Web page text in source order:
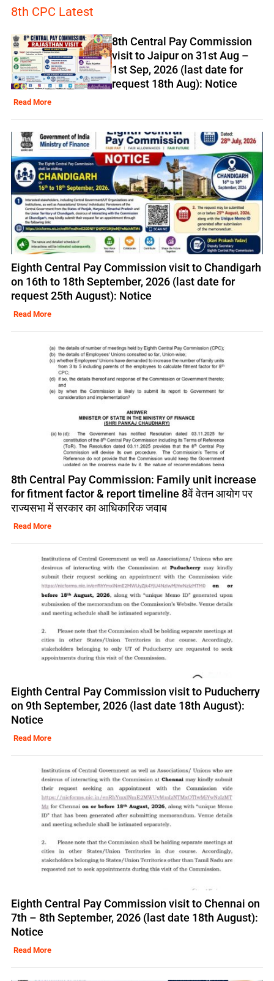
8th CPC Latest
8th Central Pay Commission
visit to Jaipur on 31st Aug –
1st Sep, 2026 (last date for
request 18th Aug): Notice
Read More
Eighth Central Pay Commission visit to Chandigarh
on 16th to 18th September, 2026 (last date for
request 25th August): Notice
Read More
8th Central Pay Commission: Family unit increase
for fitment factor & report timeline 8वें वेतन आयोग पर
राज्यसभा में सरकार का आधिकारिक जवाब
Read More
Eighth Central Pay Commission visit to Puducherry
on 9th September, 2026 (last date 18th August):
Notice
Read More
Eighth Central Pay Commission visit to Chennai on
7th – 8th September, 2026 (last date 18th August):
Notice
Read More